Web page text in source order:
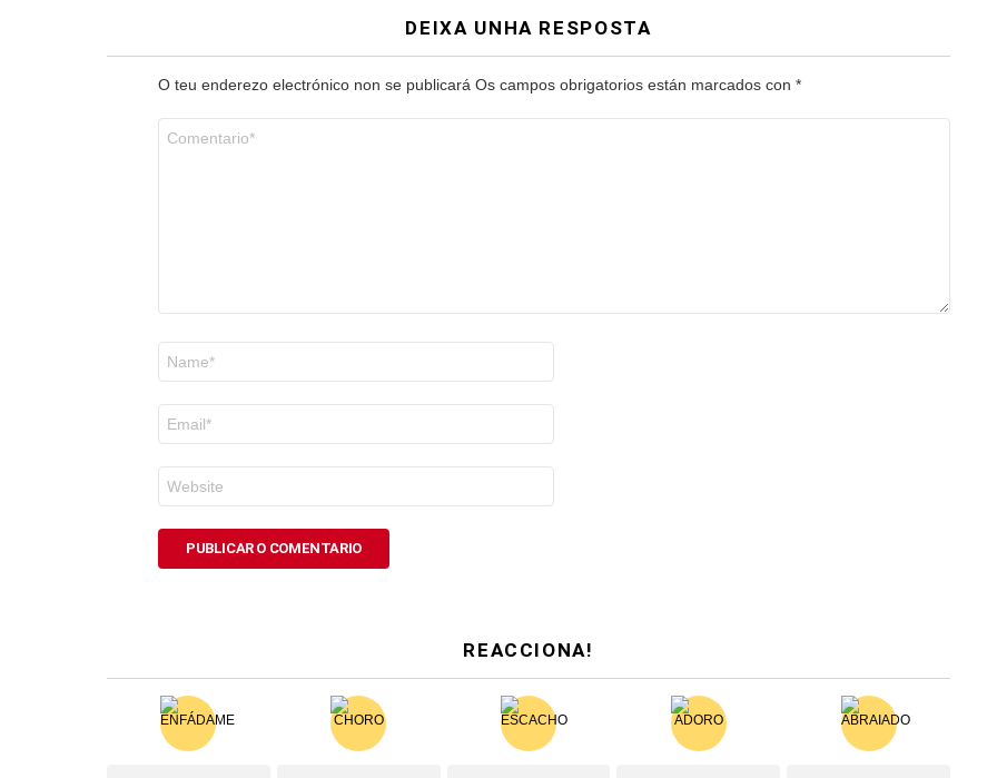
DEIXA UNHA RESPOSTA
O teu enderezo electrónico non se publicará Os campos obrigatorios están marcados con *
electrónico
*
REACCIONA!